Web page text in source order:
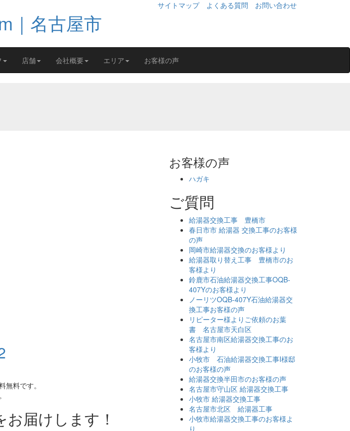
サイトマップ よくある質問 お問い合わせ
店舗 会社概要 エリア お客様の声
無料です。
届けします！
お客様の声
ハガキ
ご質問
給湯器交換工事 豊橋市
春日市市 給湯器 交換工事のお客様
の声
岡崎市給湯器交換のお客様より
給湯器取り替え工事 豊橋市のお
客様より
鈴鹿市石油給湯器交換工事OQB-
407Yのお客様より
ノーリツOQB-407Y石油給湯器交
換工事お客様の声
リピーター様よりご依頼のお葉
書 名古屋市天白区
名古屋市南区給湯器交換工事のお
客様より
小牧市 石油給湯器交換工事I様邸
のお客様の声
給湯器交換半田市のお客様の声
名古屋市守山区 給湯器交換工事
小牧市 給湯器交換工事
名古屋市北区 給湯器工事
小牧市給湯器交換工事のお客様よ
り